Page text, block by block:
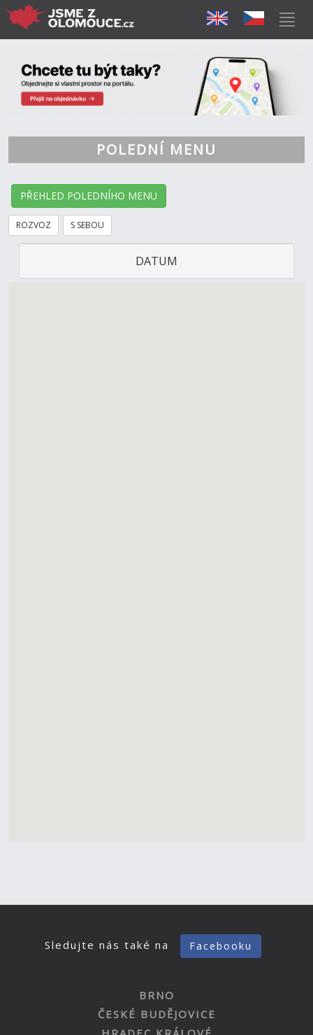
POLEDNÍ MENU
PŘEHLED POLEDNÍHO MENU
ROZVOZ S SEBOU
DATUM
Sledujte nás také na Facebooku
BRNO
ČESKÉ BUDĚJOVICE